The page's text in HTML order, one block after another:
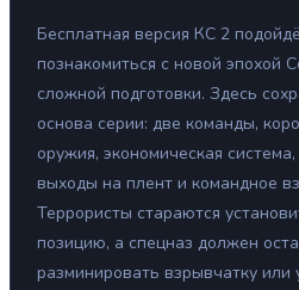
Бесплатная версия КС 2
познакомиться с новой эпохой
сложной подготовки. Здесь
основа серии: две команды,
оружия, экономическая
выходы на плент и командное
Террористы стараются
позицию, а спецназ должен
разминировать взрывчатку или